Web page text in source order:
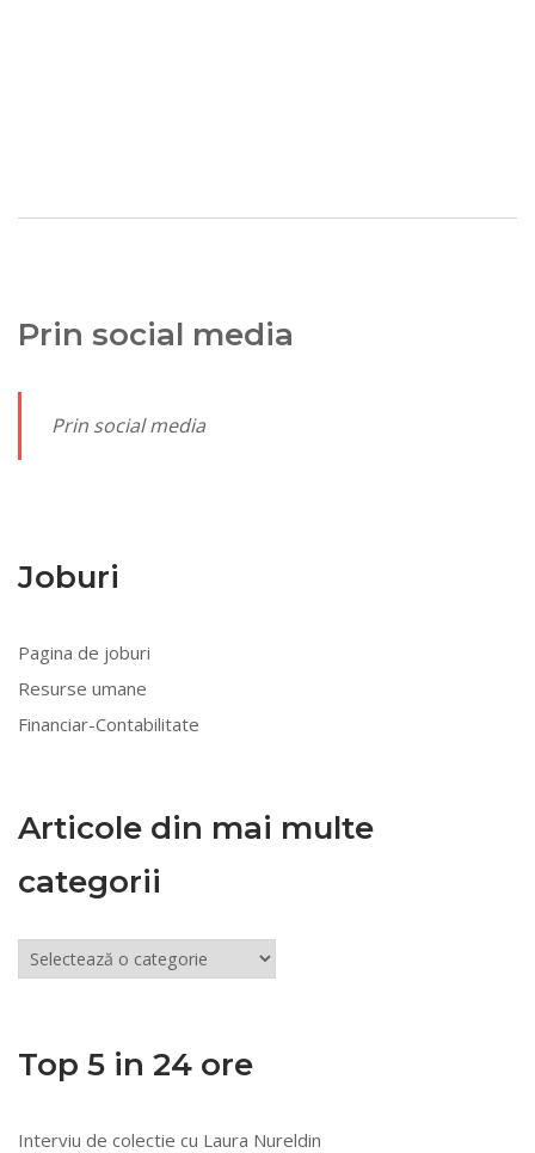
Prin social media
Prin social media
Joburi
Pagina de joburi
Resurse umane
Financiar-Contabilitate
Articole din mai multe
categorii
Articole
din
categorii
Top 5 in 24 ore
Interviu de colectie cu Laura Nureldin